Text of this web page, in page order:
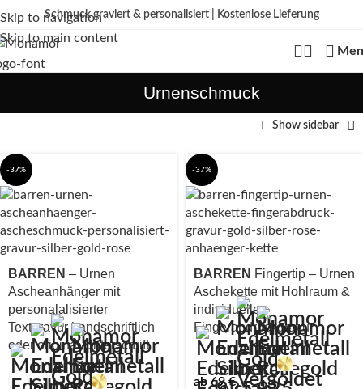
Skip to navigation
Skip to main content
Kein billiger Edelstahl als Standard – wir fertigen aus echtem 925 Sterling
Silber, mit hochwertiger 18K Vergoldung oder aus Echtgold.
Schmuck graviert & personalisiert | Kostenlose Lieferung
Urnenschmuck
Show sidebar
-37%
BARREN – Urnen
Ascheanhänger mit
personalalisierter
Textgravur handschriftlich
oder original Unterschrift
-37%
BARREN Fingertip – Urnen
Aschekette mit Hohlraum &
individuellen
Fingerabdruckgravur
ab 69€